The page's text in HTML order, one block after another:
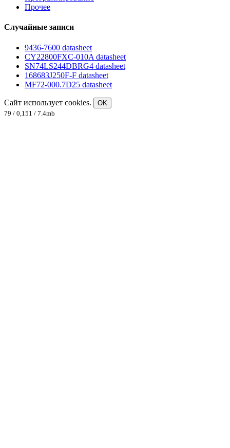
Прочее
Случайные записи
9436-7600 datasheet
CY22800FXC-010A datasheet
SN74LS244DBRG4 datasheet
168683J250F-F datasheet
MF72-000.7D25 datasheet
Сайт использует cookies.
OK
79 / 0,151 / 7.4mb